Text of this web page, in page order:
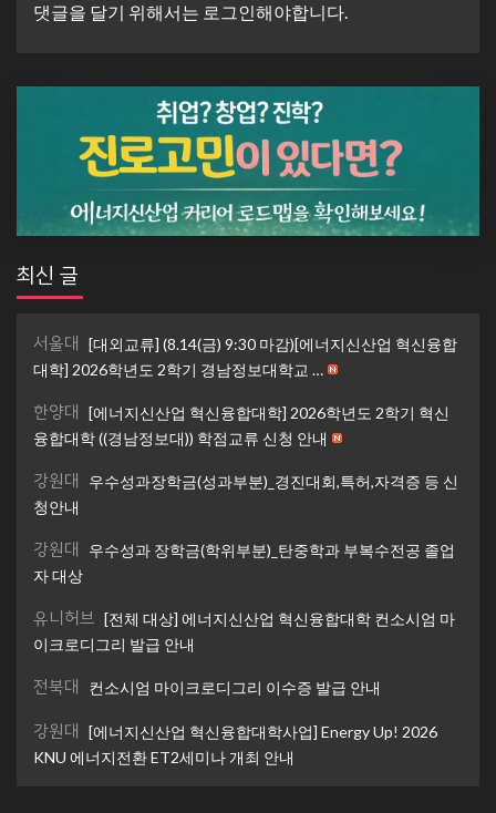
댓글을 달기 위해서는 로그인해야합니다.
최신 글
서울대 [대외교류] (8.14(금) 9:30 마감)[에너지신산업 혁신융합
대학] 2026학년도 2학기 경남정보대학교 …
한양대 [에너지신산업 혁신융합대학] 2026학년도 2학기 혁신
융합대학 ((경남정보대)) 학점교류 신청 안내
강원대
우수성과장학금(성과부분)_경진대회,특허,자격증 등 신
청안내
강원대
우수성과 장학금(학위부분)_탄중학과 부복수전공 졸업
자 대상
유니허브 [전체 대상] 에너지신산업 혁신융합대학 컨소시엄 마
이크로디그리 발급 안내
전북대 컨소시엄 마이크로디그리 이수증 발급 안내
강원대 [에너지신산업 혁신융합대학사업] Energy Up! 2026
KNU 에너지전환 ET2세미나 개최 안내